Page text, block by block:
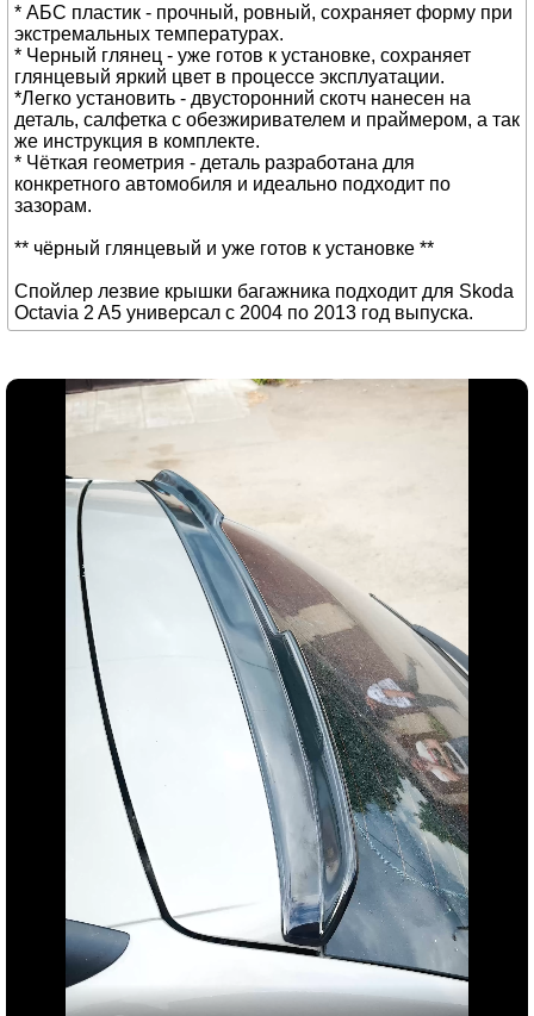
* АБС пластик - прочный, ровный, сохраняет форму при
экстремальных температурах.
* Черный глянец - уже готов к установке, сохраняет
глянцевый яркий цвет в процессе эксплуатации.
*Легко установить - двусторонний скотч нанесен на
деталь, салфетка с обезжиривателем и праймером, а так
же инструкция в комплекте.
* Чёткая геометрия - деталь разработана для
конкретного автомобиля и идеально подходит по
зазорам.
** чёрный глянцевый и уже готов к установке **
Спойлер лезвие крышки багажника подходит для Skoda
Octavia 2 A5 универсал с 2004 по 2013 год выпуска.